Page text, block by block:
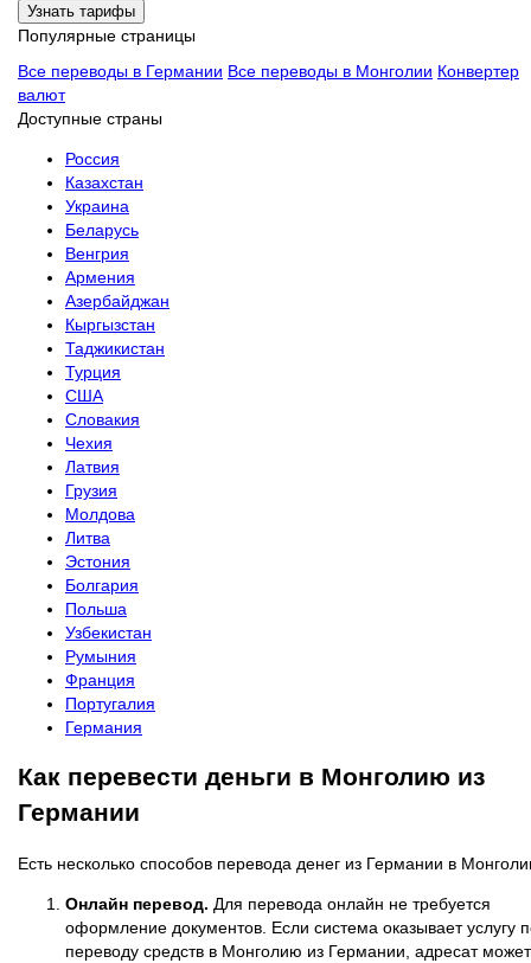
Узнать тарифы
Популярные страницы
Все переводы в Германии Все переводы в Монголии Конвертер
валют
Доступные страны
Россия
Казахстан
Украина
Беларусь
Венгрия
Армения
Азербайджан
Кыргызстан
Таджикистан
Турция
США
Словакия
Чехия
Латвия
Грузия
Молдова
Литва
Эстония
Болгария
Польша
Узбекистан
Румыния
Франция
Португалия
Германия
Как перевести деньги в Монголию из
Германии
Есть несколько способов перевода денег из Германии в
Онлайн перевод. Для перевода онлайн не требуется
оформление документов. Если система оказывает услугу
переводу средств в Монголию из Германии, адресат может